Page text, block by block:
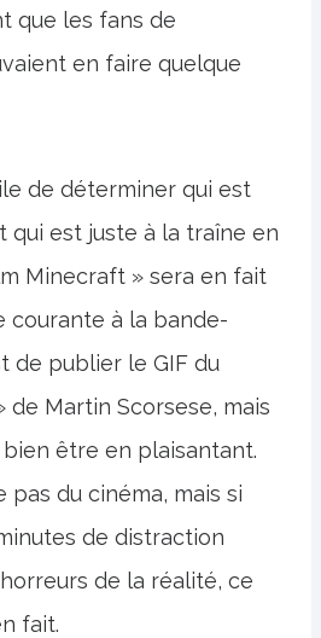
que les fans de
en faire quelque
de déterminer qui est
qui est juste à la traîne en
Minecraft » sera en fait
courante à la bande-
de publier le GIF du
de Martin Scorsese, mais
être en plaisantant.
du cinéma, mais si
de distraction
de la réalité, ce
fait.